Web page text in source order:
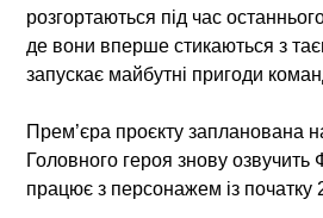
розгортаються під час
де вони вперше стикаються з
запускає майбутні пригоди
Прем’єра проєкту запланована
Головного героя знову озвучить
працює з персонажем із початку